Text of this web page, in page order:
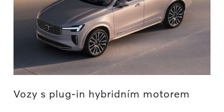
Vozy s plug-in hybridním motorem